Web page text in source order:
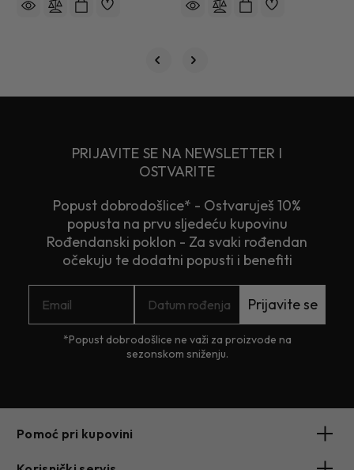
PRIJAVITE SE NA NEWSLETTER I
OSTVARITE
Popust dobrodošlice* - Ostvaruješ 10%
popusta na prvu sljedeću kupovinu
Rođendanski poklon - Za svaki rođendan
očekuju te dodatni popusti i benefiti
Prijavite se
*Popust dobrodošlice ne važi za proizvode na
sezonskom sniženju.
Pomoć pri kupovini